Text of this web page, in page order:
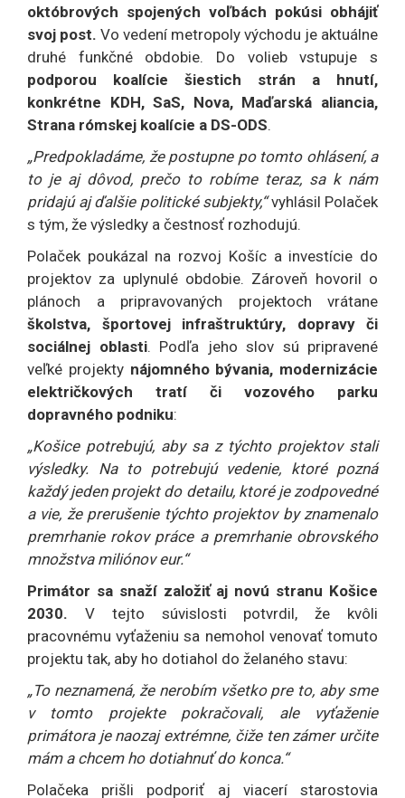
októbrových spojených voľbách pokúsi obhájiť
svoj post. Vo vedení metropoly východu je aktuálne
druhé funkčné obdobie. Do volieb vstupuje s
podporou koalície šiestich strán a hnutí,
konkrétne KDH, SaS, Nova, Maďarská aliancia,
Strana rómskej koalície a DS-ODS.
„Predpokladáme, že postupne po tomto ohlásení, a
to je aj dôvod, prečo to robíme teraz, sa k nám
pridajú aj ďalšie politické subjekty,“vyhlásil Polaček
s tým, že výsledky a čestnosť rozhodujú.
Polaček poukázal na rozvoj Košíc a investície do
projektov za uplynulé obdobie. Zároveň hovoril o
plánoch a pripravovaných projektoch vrátane
školstva, športovej infraštruktúry, dopravy či
sociálnej oblasti. Podľa jeho slov sú pripravené
veľké projekty nájomného bývania, modernizácie
električkových tratí či vozového parku
dopravného podniku:
„Košice potrebujú, aby sa z týchto projektov stali
výsledky. Na to potrebujú vedenie, ktoré pozná
každý jeden projekt do detailu, ktoré je zodpovedné
a vie, že prerušenie týchto projektov by znamenalo
premrhanie rokov práce a premrhanie obrovského
množstva miliónov eur.“
Primátor sa snaží založiť aj novú stranu Košice
2030. V tejto súvislosti potvrdil, že kvôli
pracovnému vyťaženiu sa nemohol venovať tomuto
projektu tak, aby ho dotiahol do želaného stavu:
„To neznamená, že nerobím všetko pre to, aby sme
v tomto projekte pokračovali, ale vyťaženie
primátora je naozaj extrémne, čiže ten zámer určite
mám a chcem ho dotiahnuť do konca.“
Polačeka prišli podporiť aj viacerí starostovia